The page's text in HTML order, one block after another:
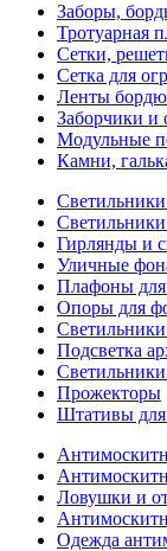
Заборы,
Тротуарная
Сетки,
Сетка для
Ленты
Заборчики и
Модульные
Камни,
Гирлянды и
Уличные
Плафоны
Опоры для
Подсветка
Прожекторы
Штативы для
Ловушки и
Одежда